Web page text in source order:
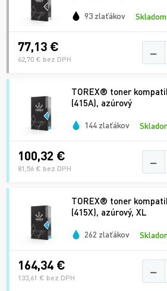
93 zlaťákov
77,13 €
62,70 € bez DPH −
TOREX® toner
(415A), azúrový
144 zlaťákov
100,32 €
81,56 € bez DPH −
TOREX® toner
(415X), azúrový, XL
262 zlaťákov
164,34 €
133,61 € bez DPH −